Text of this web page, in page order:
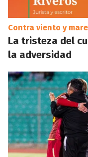
Contra viento y
La tristeza del
la adversidad